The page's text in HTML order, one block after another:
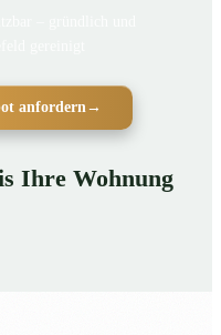
anfordern→
Ihre Wohnung